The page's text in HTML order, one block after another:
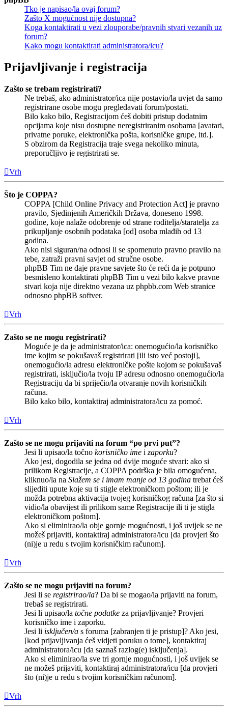
Tko je napisao/la ovaj forum?
Zašto X mogućnost nije dostupna?
Koga kontaktirati u vezi zlouporabe/pravnih stvari vezanih uz
forum?
Kako mogu kontaktirati administratora/icu?
Prijavljivanje i registracija
Zašto se trebam registrirati?
Ne trebaš, ako administrator/ica nije postavio/la uvjet da samo
registrirane osobe mogu pregledavati forum/postati.
Bilo kako bilo, Registracijom ćeš dobiti pristup dodatnim
opcijama koje nisu dostupne neregistriranim osobama [avatari,
privatne poruke, elektronička pošta, korisničke grupe, itd.].
S obzirom da Registracija traje svega nekoliko minuta,
preporučljivo je registrirati se.
Vrh
Što je COPPA?
COPPA [Child Online Privacy and Protection Act] je pravno
pravilo, Sjedinjenih Američkih Država, doneseno 1998.
godine, koje nalaže odobrenje od strane roditelja/staratelja za
prikupljanje osobnih podataka [od] osoba mlađih od 13
godina.
Ako nisi siguran/na odnosi li se spomenuto pravno pravilo na
tebe, zatraži pravni savjet od stručne osobe.
phpBB Tim ne daje pravne savjete što će reći da je potpuno
besmisleno kontaktirati phpBB Tim u vezi bilo kakve pravne
stvari koja nije direktno vezana uz phpbb.com Web stranice
odnosno phpBB softver.
Vrh
Zašto se ne mogu registrirati?
Moguće je da je administrator/ica: onemogućio/la korisničko
ime kojim se pokušavaš registrirati [ili isto već postoji],
onemogućio/la adresu elektroničke pošte kojom se pokušavaš
registrirati, isključio/la tvoju IP adresu odnosno onemogućio/la
Registraciju da bi spriječio/la otvaranje novih korisničkih
računa.
Bilo kako bilo, kontaktiraj administratora/icu za pomoć.
Vrh
Zašto se ne mogu prijaviti na forum “po prvi put”?
Jesi li upisao/la točno korisničko ime i zaporku?
Ako jesi, dogodila se jedna od dvije moguće stvari: ako si
prilikom Registracije, a COPPA podrška je bila omogućena,
kliknuo/la na Slažem se i imam manje od 13 godina trebat ćeš
slijediti upute koje su ti stigle elektroničkom poštom; ili je
možda potrebna aktivacija tvojeg korisničkog računa [za što si
vidio/la obavijest ili prilikom same Registracije ili ti je stigla
elektroničkom poštom].
Ako si eliminirao/la obje gornje mogućnosti, i još uvijek se ne
možeš prijaviti, kontaktiraj administratora/icu [da provjeri što
(ni)je u redu s tvojim korisničkim računom].
Vrh
Zašto se ne mogu prijaviti na forum?
Jesi li se registrirao/la? Da bi se mogao/la prijaviti na forum,
trebaš se registrirati.
Jesi li upisao/la točne podatke za prijavljivanje? Provjeri
korisničko ime i zaporku.
Jesi li isključen/a s foruma [zabranjen ti je pristup]? Ako jesi,
[kod prijavljivanja ćeš vidjeti poruku o tome], kontaktiraj
administratora/icu [da saznaš razlog(e) isključenja].
Ako si eliminirao/la sve tri gornje mogućnosti, i još uvijek se
ne možeš prijaviti, kontaktiraj administratora/icu [da provjeri
što (ni)je u redu s tvojim korisničkim računom].
Vrh